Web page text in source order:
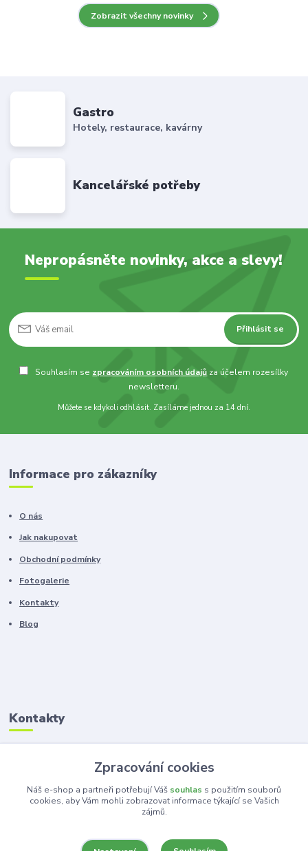
Zobrazit všechny novinky
Gastro
Hotely, restaurace, kavárny
Kancelářské potřeby
Nepropásněte novinky, akce a slevy!
Přihlásit se
Souhlasím se zpracováním osobních údajů za účelem rozesílky
newsletteru.
Můžete se kdykoli odhlásit. Zasíláme jednou za 14 dní.
Informace pro zákazníky
O nás
Jak nakupovat
Obchodní podmínky
Fotogalerie
Kontakty
Blog
Kontakty
Zákaznická podpora
+420 603 100 966
(Po-Pá, 8-16 hod.)
Zpracování cookies
Náš e-shop a partneři potřebují Váš souhlas s použitím souborů
cookies, aby Vám mohli zobrazovat informace týkající se Vašich
zájmů.